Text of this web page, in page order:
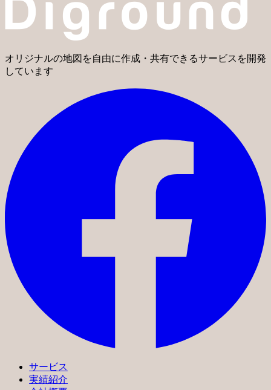
オリジナルの地図を自由に作成・共有できるサービスを開発
しています
サービス
実績紹介